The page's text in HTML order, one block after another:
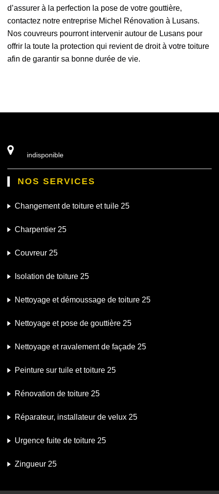
d’assurer à la perfection la pose de votre gouttière,
contactez notre entreprise Michel Rénovation à Lusans.
Nos couvreurs pourront intervenir autour de Lusans pour
offrir la toute la protection qui revient de droit à votre toiture
afin de garantir sa bonne durée de vie.
indisponible
NOS SERVICES
Changement de toiture et tuile 25
Charpentier 25
Couvreur 25
Isolation de toiture 25
Nettoyage et démoussage de toiture 25
Nettoyage et pose de gouttière 25
Nettoyage et ravalement de façade 25
Peinture sur tuile et toiture 25
Rénovation de toiture 25
Réparateur, installateur de velux 25
Urgence fuite de toiture 25
Zingueur 25